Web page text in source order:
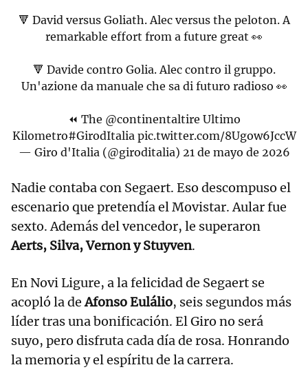
🔻 David versus Goliath. Alec versus the peloton. A
remarkable effort from a future great 👀
🔻 Davide contro Golia. Alec contro il gruppo.
Un'azione da manuale che sa di futuro radioso 👀
⏪ The @continentaltire Ultimo
Kilometro#GirodItalia pic.twitter.com/8Ugow6JccW
— Giro d'Italia (@giroditalia) 21 de mayo de 2026
Nadie contaba con Segaert. Eso descompuso el
escenario que pretendía el Movistar. Aular fue
sexto. Además del vencedor, le superaron
Aerts, Silva, Vernon y Stuyven.
En Novi Ligure, a la felicidad de Segaert se
acopló la deAfonso Eulálio, seis segundos más
líder tras una bonificación. El Giro no será
suyo, pero disfruta cada día de rosa. Honrando
la memoria y el espíritu de la carrera.